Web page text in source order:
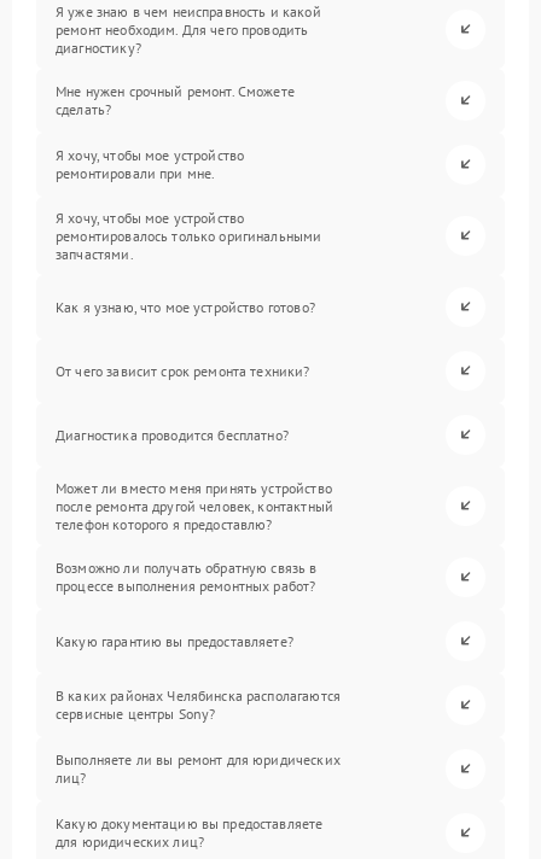
Я уже знаю в чем неисправность и какой
ремонт необходим. Для чего проводить
диагностику?
Мне нужен срочный ремонт. Сможете
сделать?
Я хочу, чтобы мое устройство
ремонтировали при мне.
Я хочу, чтобы мое устройство
ремонтировалось только оригинальными
запчастями.
Как я узнаю, что мое устройство готово?
От чего зависит срок ремонта техники?
Диагностика проводится бесплатно?
Может ли вместо меня принять устройство
после ремонта другой человек, контактный
телефон которого я предоставлю?
Возможно ли получать обратную связь в
процессе выполнения ремонтных работ?
Какую гарантию вы предоставляете?
В каких районах Челябинска располагаются
сервисные центры Sony?
Выполняете ли вы ремонт для юридических
лиц?
Какую документацию вы предоставляете
для юридических лиц?